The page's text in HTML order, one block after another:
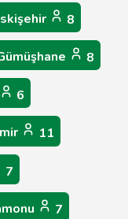
8
8
6
11
7
7